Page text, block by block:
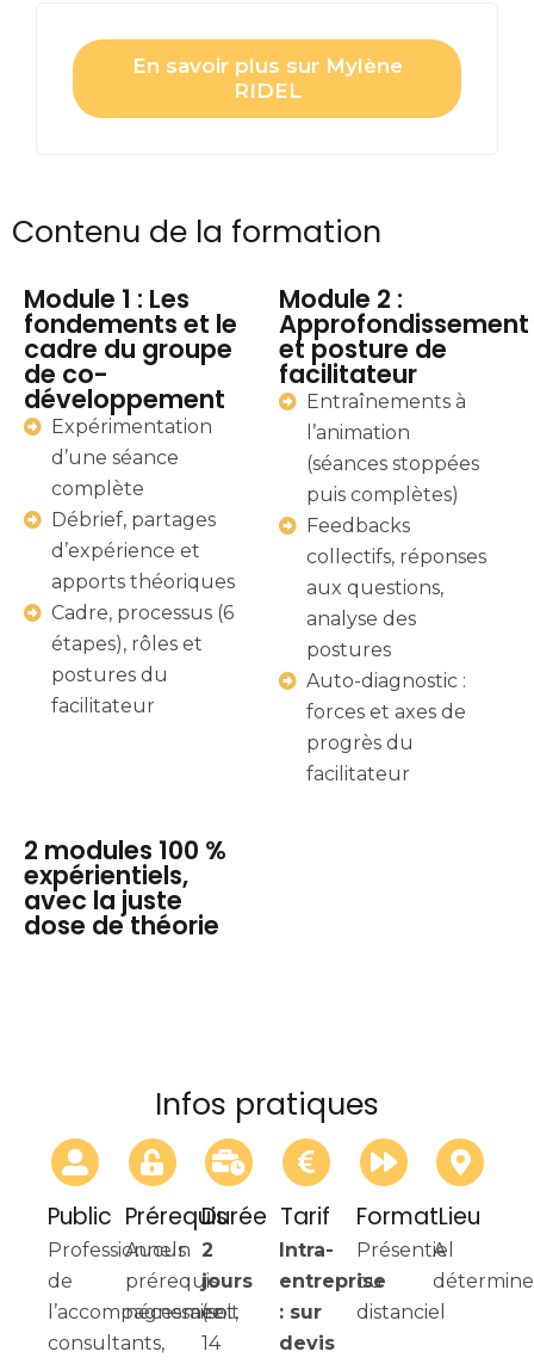
En savoir plus sur Mylène
RIDEL
Contenu de la formation
Module 1 : Les
fondements et le
cadre du groupe
de co-
développement
Expérimentation
d’une séance
complète
Débrief, partages
d’expérience et
apports théoriques
Cadre, processus (6
étapes), rôles et
postures du
facilitateur
Module 2 :
Approfondissement
et posture de
facilitateur
Entraînements à
l’animation
(séances stoppées
puis complètes)
Feedbacks
collectifs, réponses
aux questions,
analyse des
postures
Auto-diagnostic :
forces et axes de
progrès du
facilitateur
2 modules 100 %
expérientiels,
avec la juste
dose de théorie
Infos pratiques
Public
Professionnels
de
l’accompagnement,
consultants,
Prérequis
Aucun
prérequis
nécessaire
Durée
2
jours
(soit
14
Tarif
Intra-
entreprise
: sur
devis
Format
Présentiel
ou
distanciel
Lieu
A